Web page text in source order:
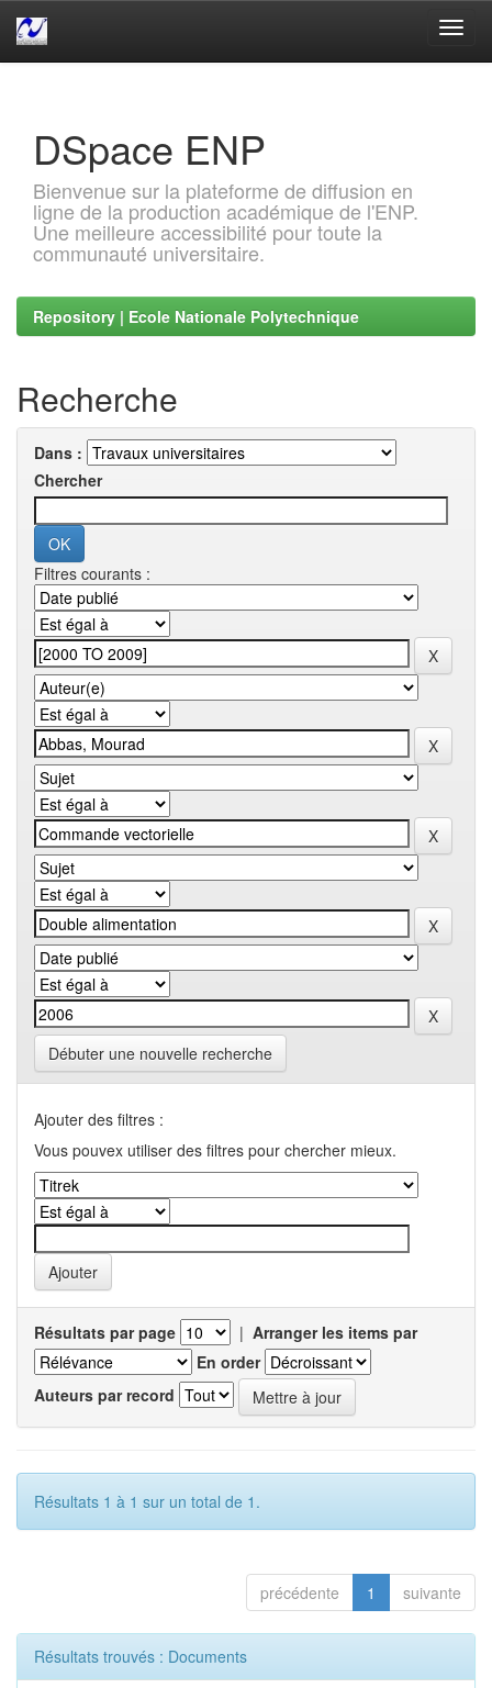
DSpace ENP
Bienvenue sur la plateforme de diffusion en
ligne de la production académique de l'ENP.
Une meilleure accessibilité pour toute la
communauté universitaire.
Repository | Ecole Nationale Polytechnique
Recherche
Dans :
Chercher
Filtres courants :
Débuter une nouvelle recherche
Ajouter des filtres :
Vous pouvex utiliser des filtres pour chercher mieux.
Résultats par page | Arranger les items par
En order
Auteurs par record
Résultats 1 à 1 sur un total de 1.
précédente 1 suivante
Résultats trouvés : Documents